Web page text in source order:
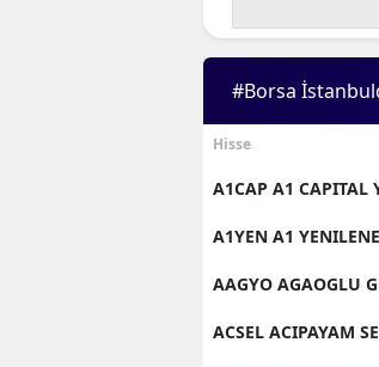
#Borsa
Hisse
A1CAP A1 CAPITAL
A1YEN A1
AAGYO AGAOGLU
ACSEL ACIPAYAM